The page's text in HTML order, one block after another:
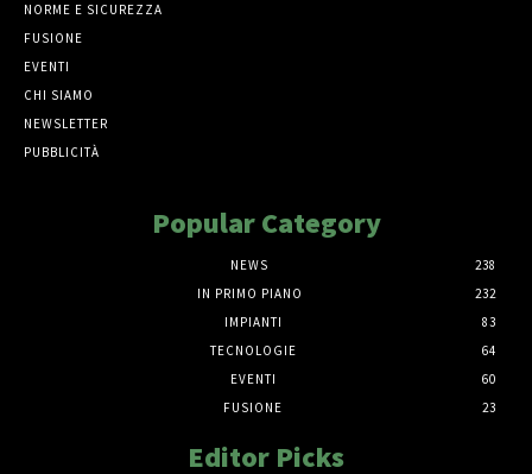
NORME E SICUREZZA
FUSIONE
EVENTI
CHI SIAMO
NEWSLETTER
PUBBLICITÀ
Popular Category
NEWS
238
IN PRIMO PIANO
232
IMPIANTI
83
TECNOLOGIE
64
EVENTI
60
FUSIONE
23
Editor Picks